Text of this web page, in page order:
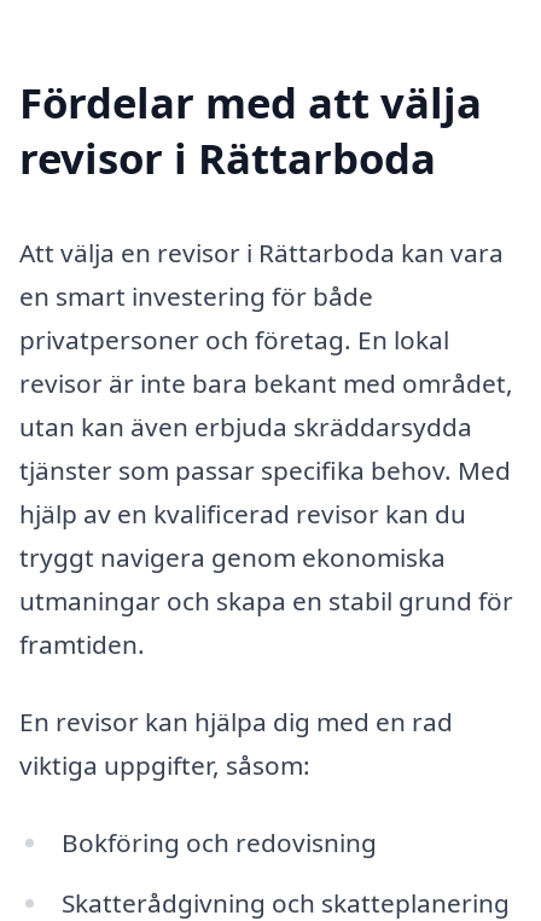
Fördelar med att välja
revisor i Rättarboda
Att välja en revisor i Rättarboda kan vara
en smart investering för både
privatpersoner och företag. En lokal
revisor är inte bara bekant med området,
utan kan även erbjuda skräddarsydda
tjänster som passar specifika behov. Med
hjälp av en kvalificerad revisor kan du
tryggt navigera genom ekonomiska
utmaningar och skapa en stabil grund för
framtiden.
En revisor kan hjälpa dig med en rad
viktiga uppgifter, såsom:
Bokföring och redovisning
Skatterådgivning och skatteplanering